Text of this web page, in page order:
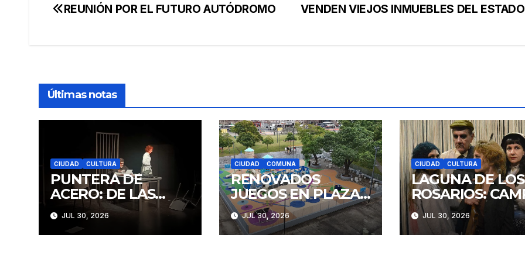
Navegación
VENDEN VIEJOS INMUEBLES DEL ESTADO
REUNIÓN POR EL FUTURO AUTÓDROMO
Últimas notas
CIUDAD CULTURA
PUNTERA DE
ACERO: DE LAS
IDEAS A LA ACCIÓN
JUL 30, 2026
CIUDAD COMUNA
RENOVADOS
JUEGOS EN PLAZA
CONSTITUCIÓN
JUL 30, 2026
CIUDAD CULTURA
LAGUNA DE LOS
ROSARIOS:
Y RENCOR
JUL 30, 2026